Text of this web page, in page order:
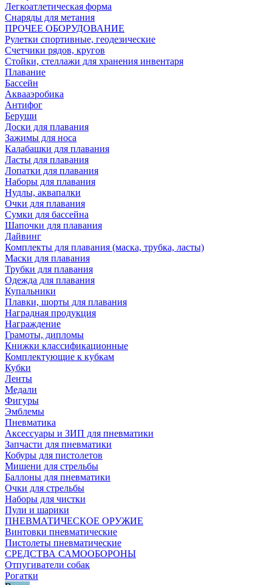
Легкоатлетическая форма
Снаряды для метания
ПРОЧЕЕ ОБОРУДОВАНИЕ
Рулетки спортивные, геодезические
Счетчики рядов, кругов
Стойки, стеллажи для хранения инвентаря
Плавание
Бассейн
Аквааэробика
Антифог
Беруши
Доски для плавания
Зажимы для носа
Калабашки для плавания
Ласты для плавания
Лопатки для плавания
Наборы для плавания
Нудлы, аквапалки
Очки для плавания
Сумки для бассейна
Шапочки для плавания
Дайвинг
Комплекты для плавания (маска, трубка, ласты)
Маски для плавания
Трубки для плавания
Одежда для плавания
Купальники
Плавки, шорты для плавания
Наградная продукция
Награждение
Грамоты, дипломы
Книжки классификационные
Комплектующие к кубкам
Кубки
Ленты
Медали
Фигуры
Эмблемы
Пневматика
Аксессуары и ЗИП для пневматики
Запчасти для пневматики
Кобуры для пистолетов
Мишени для стрельбы
Баллоны для пневматики
Очки для стрельбы
Наборы для чистки
Пули и шарики
ПНЕВМАТИЧЕСКОЕ ОРУЖИЕ
Винтовки пневматические
Пистолеты пневматические
СРЕДСТВА САМООБОРОНЫ
Отпугиватели собак
Рогатки